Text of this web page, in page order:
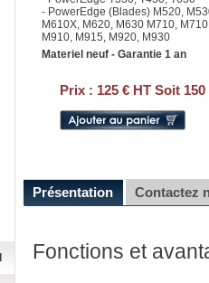
- PowerEdge (Blades) M520,
M610X, M620, M630 M710,
M910, M915, M920, M930
Materiel neuf - Garantie 1 an
Prix : 125 € HT Soit 150
Présentation Contactez
Fonctions et